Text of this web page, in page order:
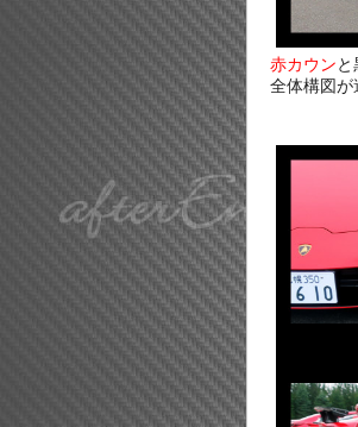
赤カウンと
全体構図が